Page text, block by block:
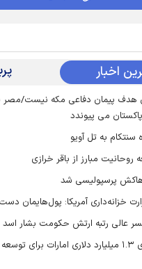
اخبار
هدف پیمان دفاعی مکه نیست/مصر
می پیوندد
سنتکام به تل آویو
روحانیت مبارز از باقر خرازی
پرسپولیسی شد
خزانه‌داری آمریکا: پول‌هایمان
عالی رتبه ارتش حکومت بشار اسد
سرمایه‌گذاری ۱.۳ میلیارد دلاری امارات